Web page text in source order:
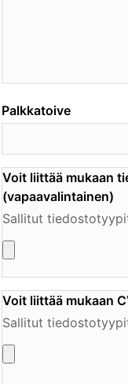
Palkkatoive
Voit liittää mukaan
(vapaavalintainen)
Sallitut
Voit liittää mukaan
Sallitut